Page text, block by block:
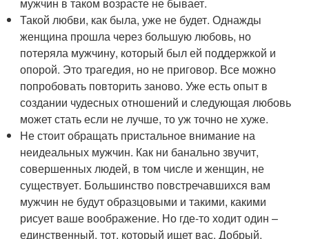
мужчин в таком возрасте не бывает.
Такой любви, как была, уже не будет. Однажды
женщина прошла через большую любовь, но
потеряла мужчину, который был ей поддержкой и
опорой. Это трагедия, но не приговор. Все можно
попробовать повторить заново. Уже есть опыт в
создании чудесных отношений и следующая любовь
может стать если не лучше, то уж точно не хуже.
Не стоит обращать пристальное внимание на
неидеальных мужчин. Как ни банально звучит,
совершенных людей, в том числе и женщин, не
существует. Большинство повстречавшихся вам
мужчин не будут образцовыми и такими, какими
рисует ваше воображение. Но где-то ходит один –
единственный, тот, который ищет вас. Добрый,